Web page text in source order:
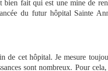
bien fait qui est une mine de
du futur hôpital Sainte
de cet hôpital. Je mesure
sont nombreux. Pour